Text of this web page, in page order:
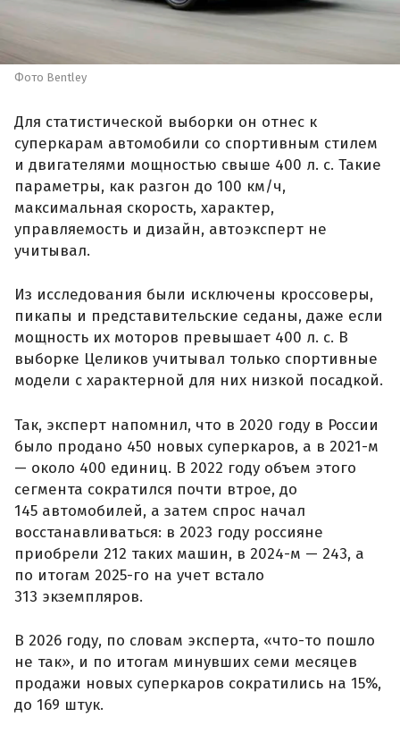
Фото Bentley
Для статистической выборки он отнес к
суперкарам автомобили со спортивным стилем
и двигателями мощностью свыше 400 л. с. Такие
параметры, как разгон до 100 км/ч,
максимальная скорость, характер,
управляемость и дизайн, автоэксперт не
учитывал.
Из исследования были исключены кроссоверы,
пикапы и представительские седаны, даже если
мощность их моторов превышает 400 л. с. В
выборке Целиков учитывал только спортивные
модели с характерной для них низкой посадкой.
Так, эксперт напомнил, что в 2020 году в России
было продано 450 новых суперкаров, а в 2021-м
— около 400 единиц. В 2022 году объем этого
сегмента сократился почти втрое, до
145 автомобилей, а затем спрос начал
восстанавливаться: в 2023 году россияне
приобрели 212 таких машин, в 2024-м — 243, а
по итогам 2025-го на учет встало
313 экземпляров.
В 2026 году, по словам эксперта, «что-то пошло
не так», и по итогам минувших семи месяцев
продажи новых суперкаров сократились на 15%,
до 169 штук.